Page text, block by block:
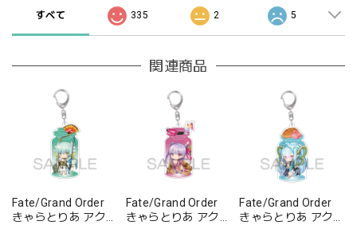
すべて 335 2 5
関連商品
Fate/Grand Order
きゃらとりあ アクリ
Fate/Grand Order
きゃらとりあ アクリ
Fate/Grand Order
きゃらとりあ アクリ